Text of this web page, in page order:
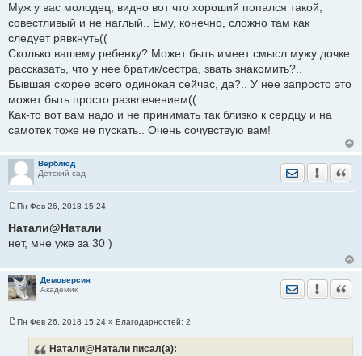
Муж у вас молодец, видно вот что хороший попался такой,
совестливый и не наглый.. Ему, конечно, сложно там как
следует рявкнуть((
Сколько вашему ребенку? Может быть имеет смысл мужу дочке
рассказать, что у нее братик/сестра, звать знакомить?..
Бывшая скорее всего одинокая сейчас, да?.. У нее запросто это
может быть просто развлечением((
Как-то вот вам надо и не принимать так близко к сердцу и на
самотек тоже не пускать.. Очень сочувствую вам!
Верблюд
Детский сад
Отправить
о
б
и
е
Пн Фев 26, 2018 15:24
Натали@Натали
нет, мне уже за 30 )
Демоверсия
Академик
Отправить
Пн Фев 26, 2018 15:24 » Благодарностей: 2
Натали@Натали писал(а):